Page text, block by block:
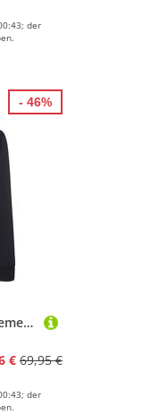
der
Rock Experience Herren Remenno Hoodie
€ 69,95 €
der
- 46%